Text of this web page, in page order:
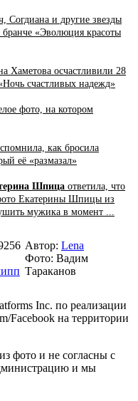
Согдиана и другие звезды
бранче «Эволюция красоты
Хаметова осчастливили 28
счастливых надежд»
фото, на котором
как бросила
её «размазал»
Шпица ответила, что
Екатерины Шпицы из
мужика в момент ...
Автор: Lena
Фото: Вадим
Тараканов
Inc. по реализации
Facebook на территории
фото и не согласны с
и мы